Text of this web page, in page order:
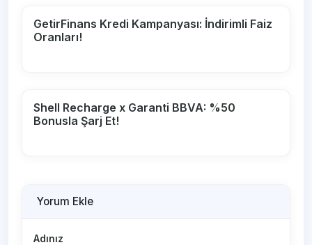
GetirFinans Kredi Kampanyası: İndirimli Faiz
Oranları!
Shell Recharge x Garanti BBVA: %50
Bonusla Şarj Et!
Yorum Ekle
Adınız